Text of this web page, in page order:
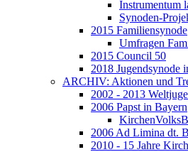
Instrumentum
Synoden-
2015 Familiensynode
Umfragen
2015 Council 50
2018 Jugendsynode
ARCHIV: Aktionen und
2002 - 2013
2006 Papst in Bayern
2006 Ad Limina dt.
2010 - 15 Jahre